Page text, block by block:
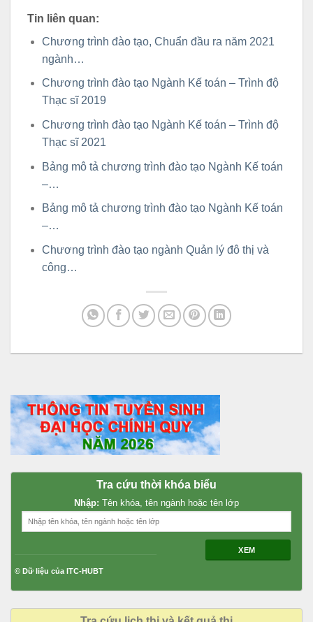
Tin liên quan:
Chương trình đào tạo, Chuẩn đầu ra năm 2021
ngành…
Chương trình đào tạo Ngành Kế toán – Trình độ
Thạc sĩ 2019
Chương trình đào tạo Ngành Kế toán – Trình độ
Thạc sĩ 2021
Bảng mô tả chương trình đào tạo Ngành Kế toán
–…
Bảng mô tả chương trình đào tạo Ngành Kế toán
–…
Chương trình đào tạo ngành Quản lý đô thị và
công…
Tra cứu thời khóa biểu
Nhập: Tên khóa, tên ngành hoặc tên lớp
XEM
© Dữ liệu của ITC-HUBT